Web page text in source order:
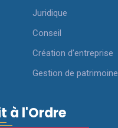
Juridique
Conseil
Création d’entreprise
Gestion de patrimoine
à l'Ordre